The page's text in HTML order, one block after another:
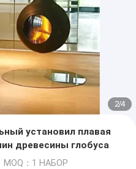
2/4
установил плавая
древесины глобуса
MOQ：1 НАБОР